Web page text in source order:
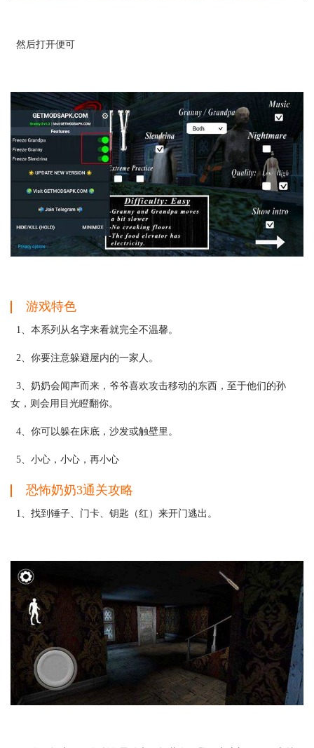
然后打开便可
游戏特色
1、本系列从名字来看就完全不温馨。
2、你要注意躲避屋内的一家人。
3、奶奶会闻声而来，爷爷喜欢攻击移动的东西，至于他们的孙
女，则会用目光瞪翻你。
4、你可以躲在床底，沙发或触壁里。
5、小心，小心，再小心
恐怖奶奶3通关攻略
1、找到锤子、门卡、钥匙（红）来开门逃出。